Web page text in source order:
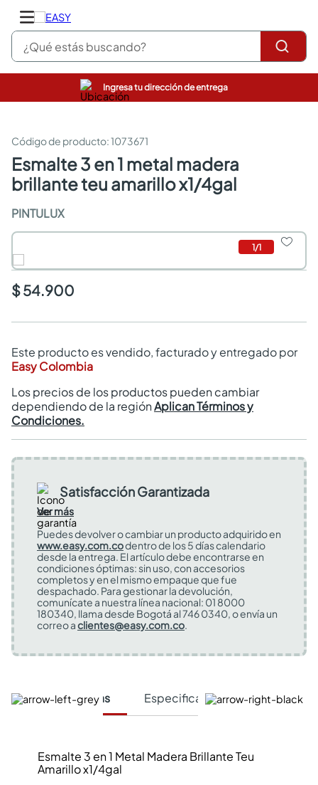
¿Qué estás buscando?
Ingresa tu dirección de entrega
:1073671
esmalte 3 en 1 metal madera
brillante teu amarillo x1/4gal
PINTULUX
1/1
$ 54.900
Este producto es vendido, facturado y entregado por
Easy Colombia
Los precios de los productos pueden cambiar
dependiendo de la regiónAplican Términos y
Condiciones.
Satisfacción Garantizada
Ver más
Puedes devolver o cambiar un producto adquirido en
www.easy.com.codentro de los 5 días calendario
desde la entrega. El artículo debe encontrarse en
condiciones óptimas: sin uso, con accesorios
completos y en el mismo empaque que fue
despachado. Para gestionar la devolución,
comunícate a nuestra línea nacional: 01 8000
180340, llama desde Bogotá al 746 0340, o envía un
correo aclientes@easy.com.co.
Características Especificaciones Técnicas
Esmalte 3 en 1 Metal Madera Brillante Teu
Amarillo x1/4gal
pinturas
sanitarios
comedor
escritorio
armarios closet
comedores